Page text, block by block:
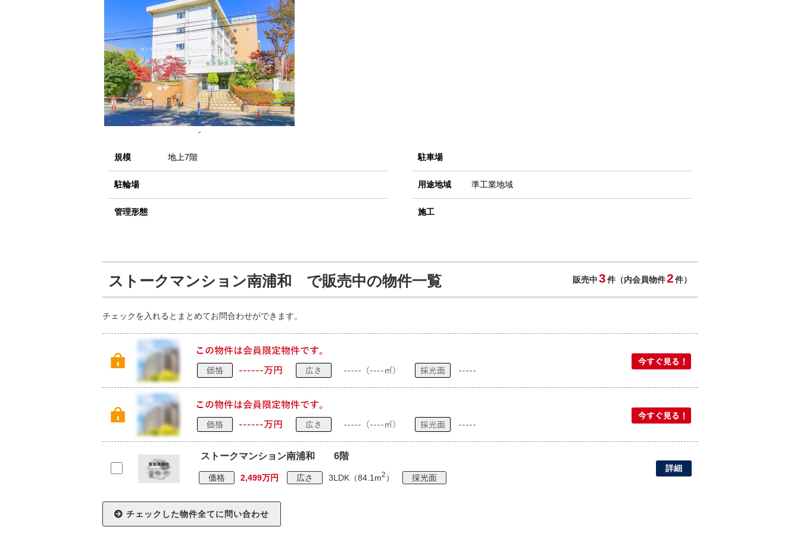
-
規模 地上7階
駐輪場
管理形態
駐車場
用途地域 準工業地域
施工
ストークマンション南浦和 で販売中の物件一覧 販売中3件（内会員物件2件）
チェックを入れるとまとめてお問合わせができます。
ストークマンション南浦和 6階
価格 2,499万円 広さ 3LDK（84.1m2 ） 採光面
詳細